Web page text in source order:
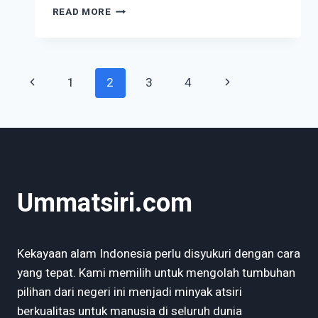
READ MORE3
DI
DUNIA,
PECINTA
WAJIB
Page
navigation
Previous
1 2 3 4
Next
Ummatsiri.com
Kekayaan alam Indonesia perlu disyukuri dengan cara
yang tepat. Kami memilih untuk mengolah tumbuhan
pilihan dari negeri ini menjadi minyak atsiri
berkualitas untuk manusia di seluruh dunia